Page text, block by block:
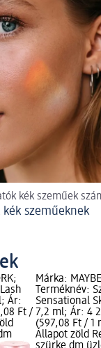
kék szeműek
szeműeknek
Ár:
Ft /
Márka:
Terméknév:
Sensational
7,2 ml; Ár: 4
(597,08 Ft / 1
Állapot zöld